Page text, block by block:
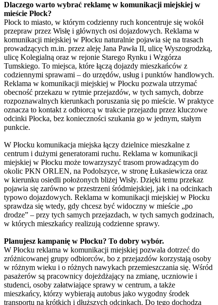
Dlaczego warto wybrać reklamę w komunikacji miejskiej w
mieście Płock?
Płock to miasto, w którym codzienny ruch koncentruje się wokół
przepraw przez Wisłę i głównych osi dojazdowych. Reklama w
komunikacji miejskiej w Płocku naturalnie pojawia się na trasach
prowadzących m.in. przez aleję Jana Pawła II, ulicę Wyszogrodzką,
ulicę Kolegialną oraz w rejonie Starego Rynku i Wzgórza
Tumskiego. To miejsca, które łączą dojazdy mieszkańców z
codziennymi sprawami – do urzędów, usług i punktów handlowych.
Reklama w komunikacji miejskiej w Płocku pozwala utrzymać
obecność przekazu w rytmie przejazdów, w tych samych, dobrze
rozpoznawalnych kierunkach poruszania się po mieście. W praktyce
oznacza to kontakt z odbiorcą w trakcie przejazdu przez kluczowe
odcinki Płocka, bez konieczności szukania go w jednym, stałym
punkcie.
W Płocku komunikacja miejska łączy dzielnice mieszkalne z
centrum i dużymi generatorami ruchu. Reklama w komunikacji
miejskiej w Płocku może towarzyszyć trasom prowadzącym do
okolic PKN ORLEN, na Podolszyce, w stronę Łukasiewicza oraz
w kierunku osiedli położonych bliżej Wisły. Dzięki temu przekaz
pojawia się zarówno w przestrzeni śródmiejskiej, jak i na odcinkach
typowo dojazdowych. Reklama w komunikacji miejskiej w Płocku
sprawdza się wtedy, gdy chcesz być widoczny w mieście „po
drodze” – przy tych samych przejazdach, w tych samych godzinach,
w których mieszkańcy realizują codzienne sprawy.
Planujesz kampanię w Płocku? To dobry wybór.
W Płocku reklama w komunikacji miejskiej pozwala dotrzeć do
zróżnicowanej grupy odbiorców, bo z przejazdów korzystają osoby
w różnym wieku i o różnych nawykach przemieszczania się. Wśród
pasażerów są pracownicy dojeżdżający na zmianę, uczniowie i
studenci, osoby załatwiające sprawy w centrum, a także
mieszkańcy, którzy wybierają autobus jako wygodny środek
transportu na krótkich i dłuższych odcinkach. Do tego dochodzą